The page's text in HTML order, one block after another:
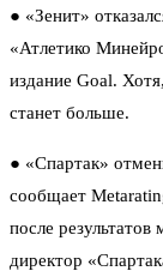
● «Зенит»
«Атлетико
издание Goal.
станет больше.
● «Спартак»
сообщает
после
директор